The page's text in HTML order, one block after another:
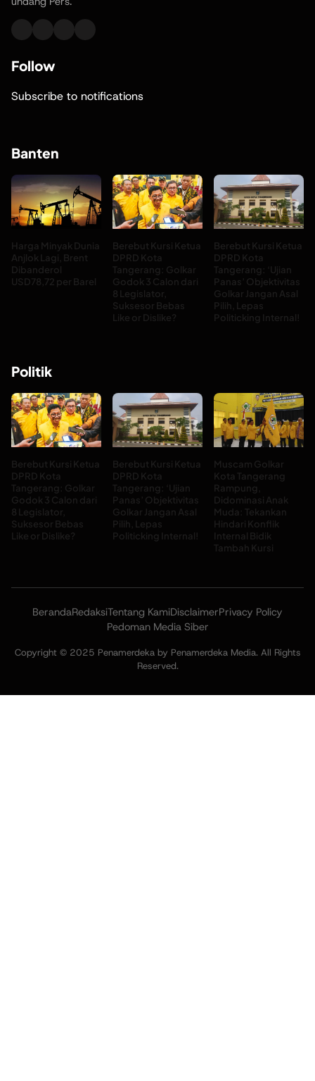
Follow
Subscribe to notifications
Banten
Harga Minyak Dunia
Anjlok Lagi, Brent
Dibanderol
USD78,72 per Barel
Berebut Kursi Ketua
DPRD Kota
Tangerang: Golkar
Godok 3 Calon dari
8 Legislator,
Suksesor Bebas
Like or Dislike?
Berebut Kursi Ketua
DPRD Kota
Tangerang: ‘Ujian
Panas’ Objektivitas
Golkar Jangan Asal
Pilih, Lepas
Politicking Internal!
Politik
Berebut Kursi Ketua
DPRD Kota
Tangerang: Golkar
Godok 3 Calon dari
8 Legislator,
Suksesor Bebas
Like or Dislike?
Berebut Kursi Ketua
DPRD Kota
Tangerang: ‘Ujian
Panas’ Objektivitas
Golkar Jangan Asal
Pilih, Lepas
Politicking Internal!
Muscam Golkar
Kota Tangerang
Rampung,
Didominasi Anak
Muda: Tekankan
Hindari Konflik
Internal Bidik
Tambah Kursi
BerandaRedaksiTentang KamiDisclaimerPrivacy Policy
Pedoman Media Siber
Copyright © 2025 Penamerdeka by Penamerdeka Media. All Rights
Reserved.